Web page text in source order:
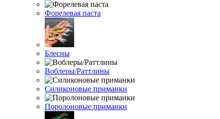
Форелевая паста
Блесны
Воблеры/Раттлины
Силиконовые приманки
Поролоновые приманки